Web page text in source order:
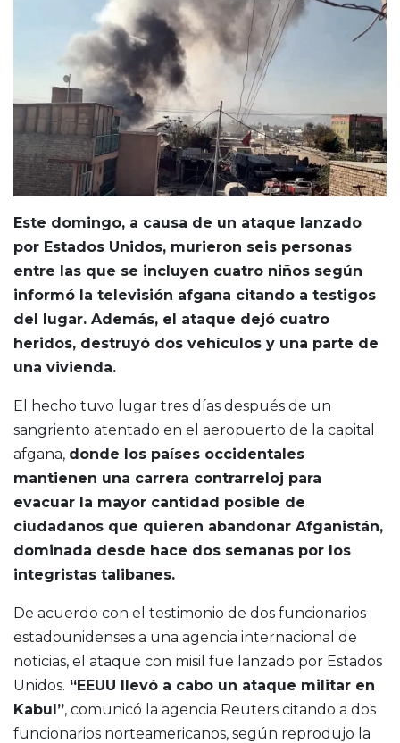
Este domingo, a causa de un ataque lanzado
por Estados Unidos, murieron seis personas
entre las que se incluyen cuatro niños según
informó la televisión afgana citando a testigos
del lugar. Además, el ataque dejó cuatro
heridos, destruyó dos vehículos y una parte de
una vivienda.
El hecho tuvo lugar tres días después de un
sangriento atentado en el aeropuerto de la capital
afgana, donde los países occidentales
mantienen una carrera contrarreloj para
evacuar la mayor cantidad posible de
ciudadanos que quieren abandonar Afganistán,
dominada desde hace dos semanas por los
integristas talibanes.
De acuerdo con el testimonio de dos funcionarios
estadounidenses a una agencia internacional de
noticias, el ataque con misil fue lanzado por Estados
Unidos. “EEUU llevó a cabo un ataque militar en
Kabul”, comunicó la agencia Reuters citando a dos
funcionarios norteamericanos, según reprodujo la